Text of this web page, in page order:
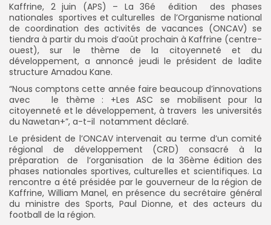
Kaffrine, 2 juin (APS) – La 36é édition des phases
nationales sportives et culturelles de l’Organisme national
de coordination des activités de vacances (ONCAV) se
tiendra à partir du mois d’août prochain à Kaffrine (centre-
ouest), sur le thème de la citoyenneté et du
développement, a annoncé jeudi le président de ladite
structure Amadou Kane.
“Nous comptons cette année faire beaucoup d’innovations
avec le thème : +Les ASC se mobilisent pour la
citoyenneté et le développement, à travers les universités
du Nawetan+”, a-t-il notamment déclaré.
Le président de l’ONCAV intervenait au terme d’un comité
régional de développement (CRD) consacré à la
préparation de l’organisation de la 36ème édition des
phases nationales sportives, culturelles et scientifiques. La
rencontre a été présidée par le gouverneur de la région de
Kaffrine, William Manel, en présence du secrétaire général
du ministre des Sports, Paul Dionne, et des acteurs du
football de la région.